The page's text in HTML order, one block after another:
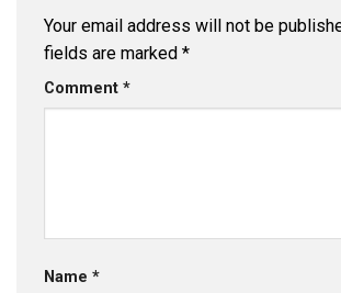
Your email address will not be
fields are marked *
Comment *
Name *